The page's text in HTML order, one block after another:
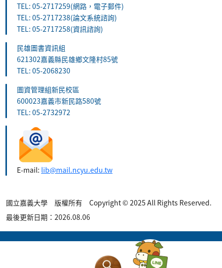
TEL: 05-2717259(網路，電子郵件)
TEL: 05-2717238(論文系統諮詢)
TEL: 05-2717258(資訊諮詢)
民雄圖書資訊組
621302嘉義縣民雄鄉文隆村85號
TEL: 05-2068230
圖資管理組新民校區
600023嘉義市新民路580號
TEL: 05-2732972
E-mail: lib@mail.ncyu.edu.tw
國立嘉義大學 版權所有 Copyright © 2025 All Rights Reserved.
最後更新日期：2026.08.06